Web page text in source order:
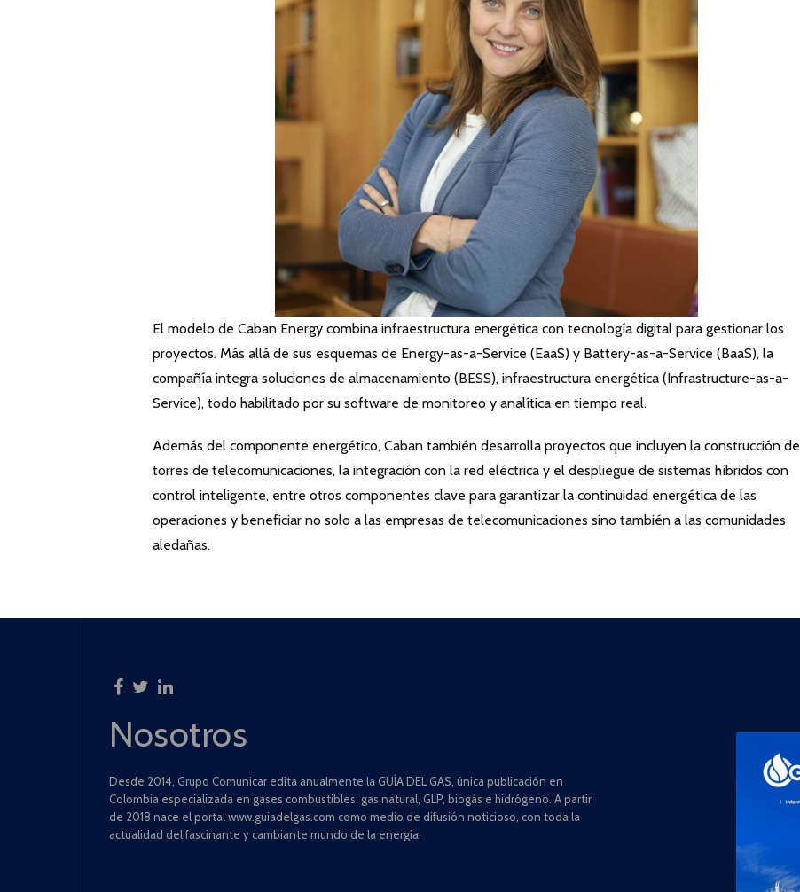
El modelo de Caban Energy combina infraestructura energética con tecnología digital para gestionar los
proyectos. Más allá de sus esquemas de Energy-as-a-Service (EaaS) y Battery-as-a-Service (BaaS), la
compañía integra soluciones de almacenamiento (BESS), infraestructura energética (Infrastructure-as-a-
Service), todo habilitado por su software de monitoreo y analítica en tiempo real.
Además del componente energético, Caban también desarrolla proyectos que incluyen la construcción de
torres de telecomunicaciones, la integración con la red eléctrica y el despliegue de sistemas híbridos con
control inteligente, entre otros componentes clave para garantizar la continuidad energética de las
operaciones y beneficiar no solo a las empresas de telecomunicaciones sino también a las comunidades
aledañas.
Nosotros
Desde 2014, Grupo Comunicar edita anualmente la GUÍA DEL GAS, única publicación en
Colombia especializada en gases combustibles: gas natural, GLP, biogás e hidrógeno. A partir
de 2018 nace el portal www.guiadelgas.com como medio de difusión noticioso, con toda la
actualidad del fascinante y cambiante mundo de la energía.